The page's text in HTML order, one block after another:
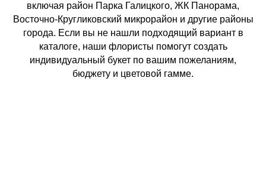
включая район Парка Галицкого, ЖК Панорама,
Восточно-Кругликовский микрорайон и другие районы
города. Если вы не нашли подходящий вариант в
каталоге, наши флористы помогут создать
индивидуальный букет по вашим пожеланиям,
бюджету и цветовой гамме.